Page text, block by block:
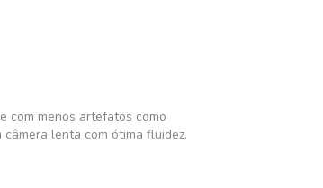
com menos artefatos como
lenta com ótima fluidez.